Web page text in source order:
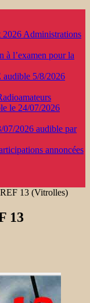
2026 Administrations
à l’examen pour la
5/8/2026
le 24/07/2026
2026 audible par
annoncées
13 (Vitrolles)
13